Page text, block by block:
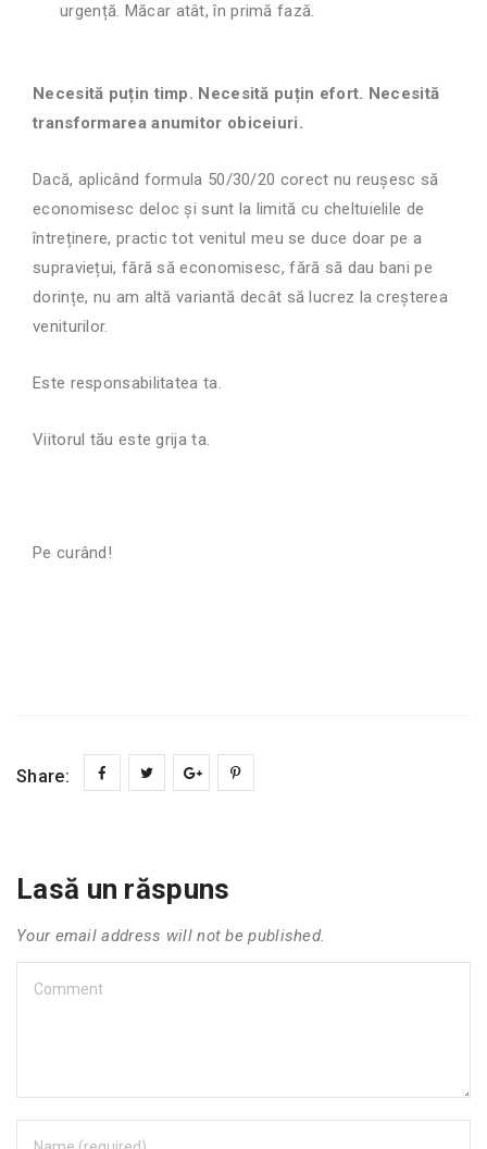
urgență. Măcar atât, în primă fază.
Necesită puțin timp. Necesită puțin efort. Necesită
transformarea anumitor obiceiuri.
Dacă, aplicând formula 50/30/20 corect nu reușesc să
economisesc deloc și sunt la limită cu cheltuielile de
întreținere, practic tot venitul meu se duce doar pe a
supraviețui, fără să economisesc, fără să dau bani pe
dorințe, nu am altă variantă decât să lucrez la creșterea
veniturilor.
Este responsabilitatea ta.
Viitorul tău este grija ta.
Pe curând!
Share:
Lasă un răspuns
Your email address will not be published.